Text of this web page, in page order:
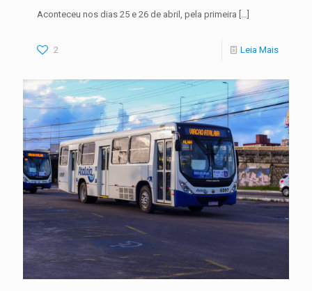
Aconteceu nos dias 25 e 26 de abril, pela primeira […]
2 Leia Mais